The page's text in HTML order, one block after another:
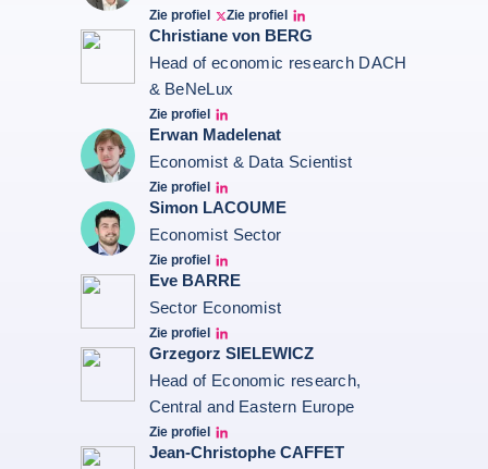
Zie profiel
Twitter Bruno Fernandes
Zie profiel
Bruno de Moura Fernandes linkedin
Christiane von BERG
Head of economic research DACH
& BeNeLux
Zie profiel
Christiane von berg linkedin
Erwan Madelenat
Economist & Data Scientist
Zie profiel
Erwan Madelenat
Simon LACOUME
Economist Sector
Zie profiel
Simon Lacoume linkedin
Eve BARRE
Sector Economist
Zie profiel
Eve barré linkedin
Grzegorz SIELEWICZ
Head of Economic research,
Central and Eastern Europe
Zie profiel
grzegorz-sielewicz linkedin
Jean-Christophe CAFFET